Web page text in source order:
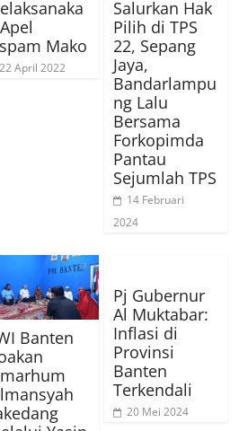
Mako
22 April 2022
Salurkan Hak
Pilih di TPS
22, Sepang
Jaya,
Bandarlampu
ng Lalu
Bersama
Forkopimda
Pantau
Sejumlah TPS
14 Februari
2024
Banten
Pj Gubernur
Al Muktabar:
Inflasi di
Provinsi
Banten
Terkendali
20 Mei 2024